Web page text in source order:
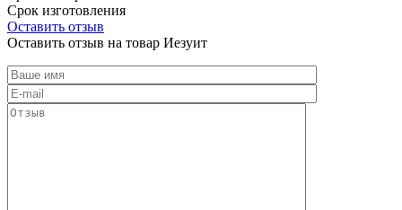
Срок изготовления
Оставить отзыв
Оставить отзыв на товар Иезуит